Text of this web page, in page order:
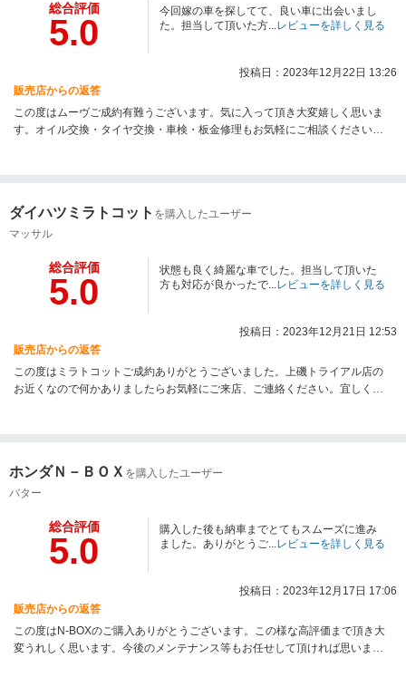
総合評価
5.0
今回嫁の車を探してて、良い車に出会いまし
た。担当して頂いた方...レビューを詳しく見る
投稿日：2023年12月22日 13:26
販売店からの返答
この度はムーヴご成約有難うございます。気に入って頂き大変嬉しく思いま
す。オイル交換・タイヤ交換・車検・板金修理もお気軽にご相談ください
ダイハツミラトコット を購入したユーザー
マッサル
総合評価
5.0
状態も良く綺麗な車でした。担当して頂いた
方も対応が良かったで...レビューを詳しく見る
投稿日：2023年12月21日 12:53
販売店からの返答
この度はミラトコットご成約ありがとうございました。上磯トライアル店の
お近くなので何かありましたらお気軽にご来店、ご連絡ください。宜しくお
ホンダＮ－ＢＯＸ を購入したユーザー
バター
総合評価
5.0
購入した後も納車までとてもスムーズに進み
ました。ありがとうご...レビューを詳しく見る
投稿日：2023年12月17日 17:06
販売店からの返答
この度はN-BOXのご購入ありがとうございます。この様な高評価まで頂き大
変うれしく思います。今後のメンテナンス等もお任せして頂ければ思います